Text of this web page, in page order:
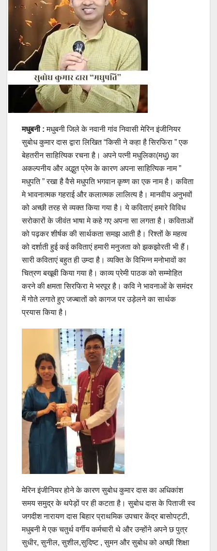
मधुबनी : मधुबनी जिले के नवानी गांव निवासी मेरिन इंजीनियर
सुबोध कुमार दास द्वारा लिखित “किसी ने कहा है सिरफिरा ” एक
बेहतरीन साहित्यिक रचना है। अपने पत्नी मधुलिका(मधु) का
अकल्पनीय और अद्भुत प्रेम के कारण अपना साहित्यिक नाम ”
मधुपति ” रखा है वैसे मधुपति भगवान कृष्ण का एक नाम है। कविता
मे भावनात्मक गहराई और कलात्मक लालित्य है। मानवीय अनुभवों
को अच्छी तरह से व्यक्त किया गया है। ये कविताएं हमारे विविध
सरोकारों के जीवंत भाषा मे कहे गए अपना सा लगता है। कविताओं
को पढ़कर शीर्षक की सार्थकता समझ आती है। रिश्तों के महत्व
को दर्शाती हुई कई कविताएं हमारी मनुजता को झकझोरती भी हैं।
सारी कविताएं बहुत ही उम्दा है। व्यक्ति के विभिन्न मनोभावों का
चित्रण बखूबी किया गया है। काव्य प्रेमी पाठक को सम्मोहित
करने की क्षमता सिरफिरा मे भरपूर है। कवि ने भावनाओं के समंदर
में गोते लगाते हुए जज्बातों को कागज पर उड़ेलने का सार्थक
प्रयास किया है।
मेरिन इंजीनियर होने के कारण सुबोध कुमार दास का अधिकांश
समय समुद्र के थपेड़ों पर ही कटता है। सुबोध दास के पिताजी स्व
जगदीश नारायण दास बिहार प्राथमिक उपचार केंद्र बासोपट्टी,
मधुबनी मे एक चतुर्थ वर्गीय कर्मचारी थे और उन्होंने अपने छ पुत्र
सुधीर, सुनील, सुशील,सुदिष्ट , सुमन और सुबोध को अच्छी शिक्षा